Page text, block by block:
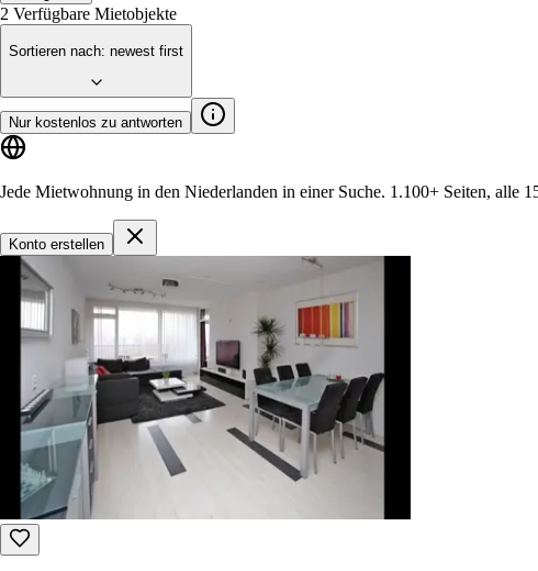
2 Verfügbare Mietobjekte
Sortieren nach: newest first
Nur kostenlos zu antworten
Jede Mietwohnung in den Niederlanden in einer Suche. 1.100+ Seiten, alle
Konto erstellen